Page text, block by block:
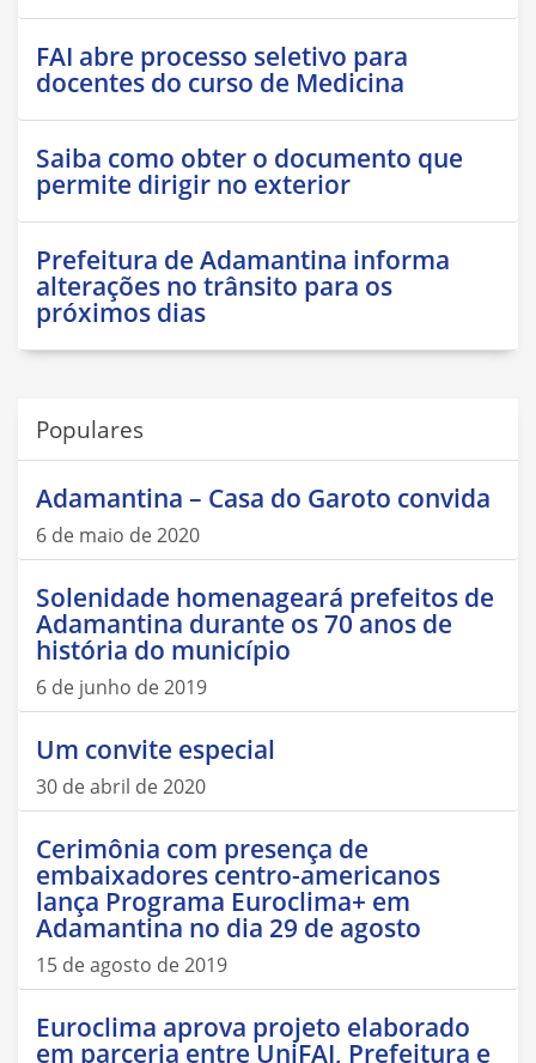
FAI abre processo seletivo para
docentes do curso de Medicina
Saiba como obter o documento que
permite dirigir no exterior
Prefeitura de Adamantina informa
alterações no trânsito para os
próximos dias
Populares
Adamantina – Casa do Garoto convida
6 de maio de 2020
Solenidade homenageará prefeitos de
Adamantina durante os 70 anos de
história do município
6 de junho de 2019
Um convite especial
30 de abril de 2020
Cerimônia com presença de
embaixadores centro-americanos
lança Programa Euroclima+ em
Adamantina no dia 29 de agosto
15 de agosto de 2019
Euroclima aprova projeto elaborado
em parceria entre UniFAI, Prefeitura e